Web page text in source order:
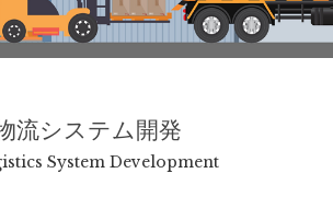
流システム開発
System Development